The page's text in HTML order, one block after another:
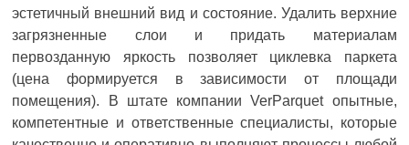
эстетичный внешний вид и состояние. Удалить верхние
загрязненные слои и придать материалам
первозданную яркость позволяет циклевка паркета
(цена формируется в зависимости от площади
помещения). В штате компании VerParquet опытные,
компетентные и ответственные специалисты, которые